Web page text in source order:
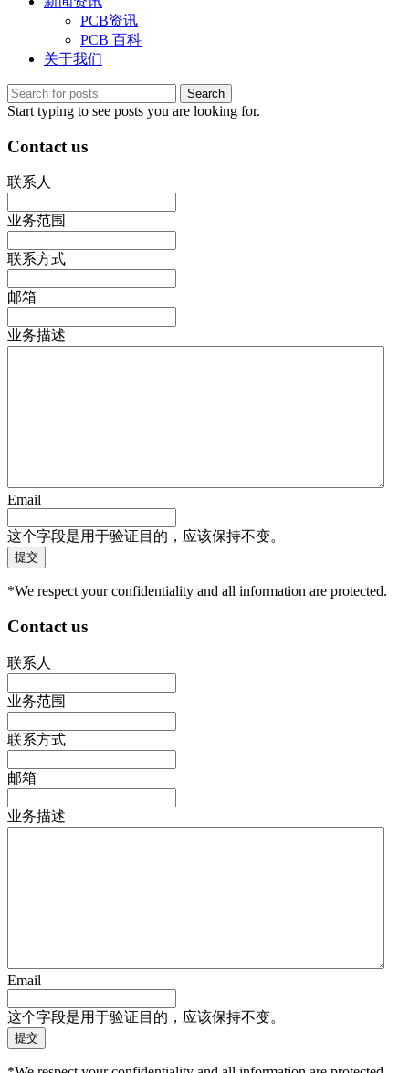
PCB资讯
PCB 百科
关于我们
Search
Start typing to see posts you are looking for.
Contact us
联系人
业务范围
联系方式
邮箱
业务描述
Email
这个字段是用于验证目的，应该保持不变。
*We respect your confidentiality and all information are protected.
Contact us
联系人
业务范围
联系方式
邮箱
业务描述
Email
这个字段是用于验证目的，应该保持不变。